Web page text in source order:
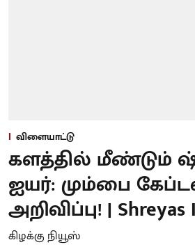
விளையாட்டு
களத்தில் மீண்டும்
ஐயர்: மும்பை
அறிவிப்பு! | Shreyas
கிழக்கு நியூஸ்